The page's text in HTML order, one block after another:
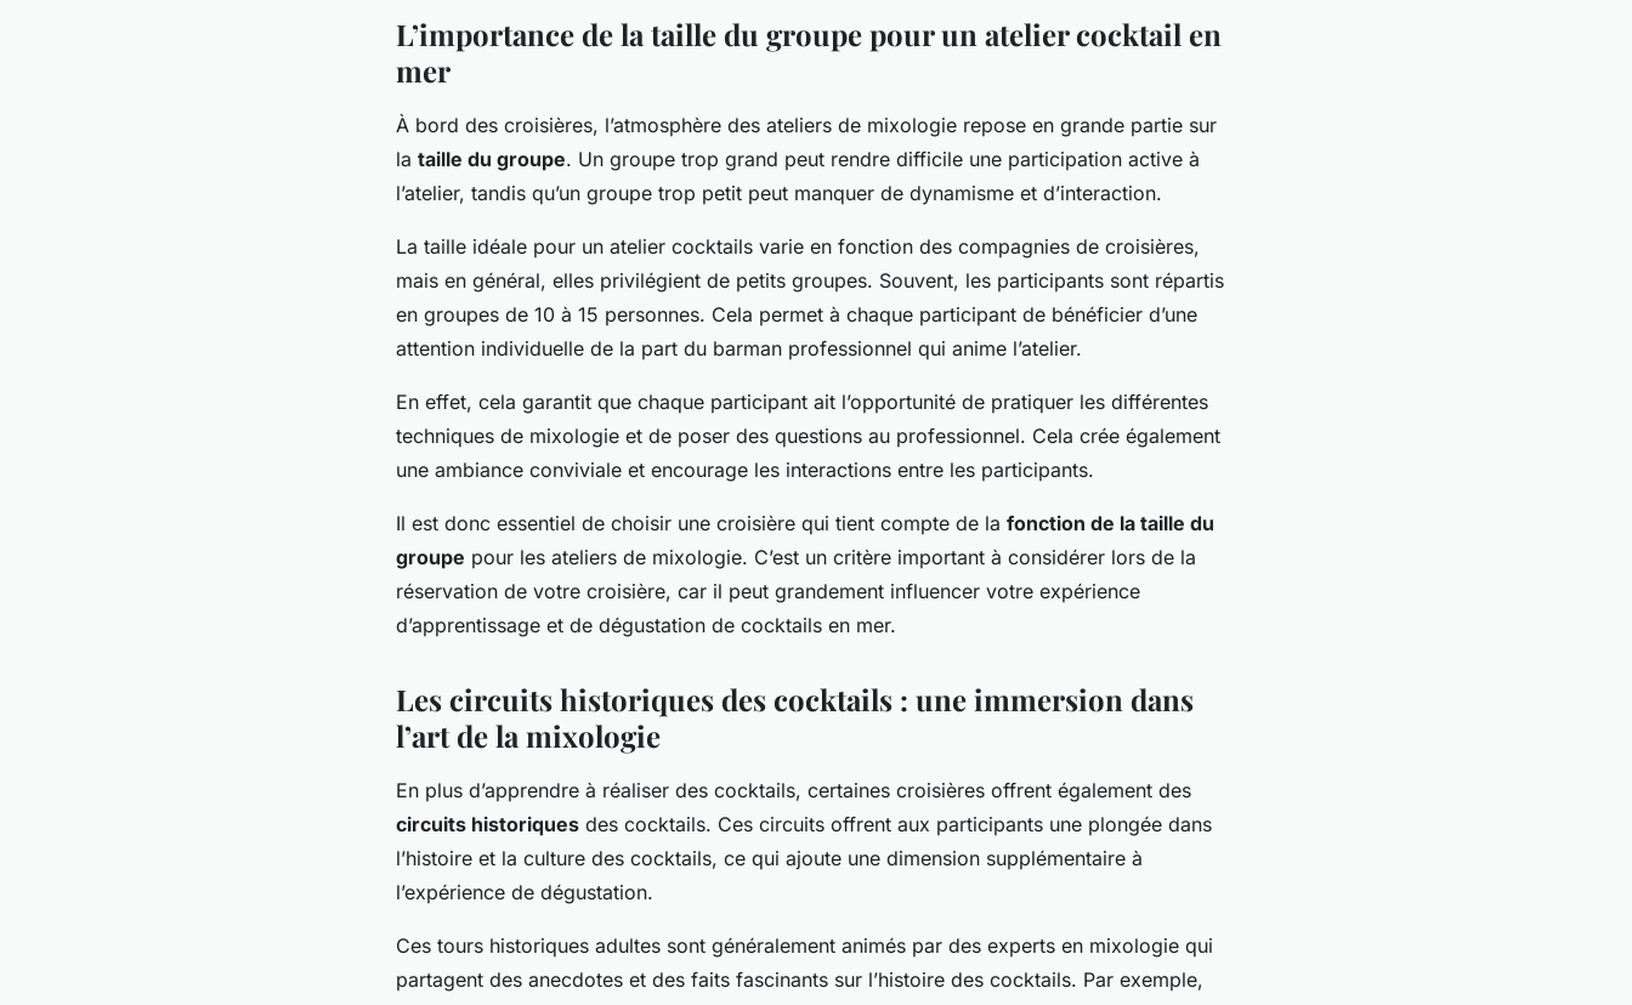
L’importance de la taille du groupe pour un atelier cocktail en
mer
À bord des croisières, l’atmosphère des ateliers de mixologie repose en grande partie sur
la taille du groupe. Un groupe trop grand peut rendre difficile une participation active à
l’atelier, tandis qu’un groupe trop petit peut manquer de dynamisme et d’interaction.
La taille idéale pour un atelier cocktails varie en fonction des compagnies de croisières,
mais en général, elles privilégient de petits groupes. Souvent, les participants sont répartis
en groupes de 10 à 15 personnes. Cela permet à chaque participant de bénéficier d’une
attention individuelle de la part du barman professionnel qui anime l’atelier.
En effet, cela garantit que chaque participant ait l’opportunité de pratiquer les différentes
techniques de mixologie et de poser des questions au professionnel. Cela crée également
une ambiance conviviale et encourage les interactions entre les participants.
Il est donc essentiel de choisir une croisière qui tient compte de la fonction de la taille du
groupe pour les ateliers de mixologie. C’est un critère important à considérer lors de la
réservation de votre croisière, car il peut grandement influencer votre expérience
d’apprentissage et de dégustation de cocktails en mer.
Les circuits historiques des cocktails : une immersion dans
l’art de la mixologie
En plus d’apprendre à réaliser des cocktails, certaines croisières offrent également des
circuits historiques des cocktails. Ces circuits offrent aux participants une plongée dans
l’histoire et la culture des cocktails, ce qui ajoute une dimension supplémentaire à
l’expérience de dégustation.
Ces tours historiques adultes sont généralement animés par des experts en mixologie qui
partagent des anecdotes et des faits fascinants sur l’histoire des cocktails. Par exemple,